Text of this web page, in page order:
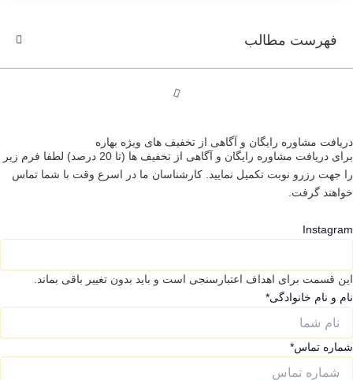
فهرست مطالب
دریافت مشاوره رایگان و آگاهی از تخفیف های ویژه بهاره
برای دریافت مشاوره رایگان و آگاهی از تخفیف ها (تا 20 درصد) لطفا فرم زیر
را جهت رزرو نوبت تکمیل نمایید. کارشناسان ما در اسرع وقت با شما تماس
خواهند گرفت.
Instagram
این قسمت برای اهداف اعتبارسنجی است و باید بدون تغییر باقی بماند.
نام و نام خانوادگی*
شماره تماس*